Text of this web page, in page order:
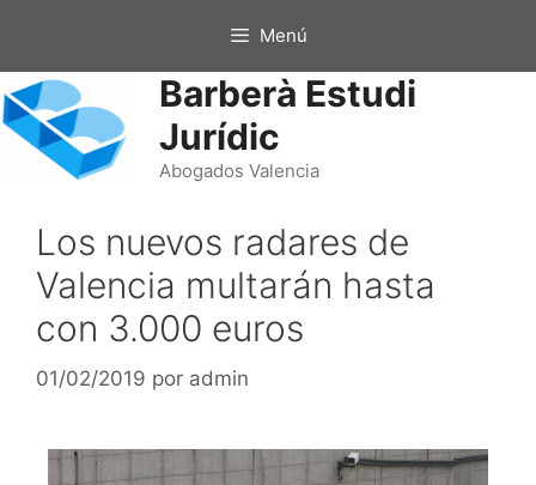
Menú
Barberà Estudi
Jurídic
Abogados Valencia
Los nuevos radares de
Valencia multarán hasta
con 3.000 euros
01/02/2019 por admin